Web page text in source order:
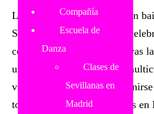
Compañía
Escuela de
Danza
Clases de
Sevillanas en
Madrid
Las sevillanas no son solo un
Son también una forma de
compartir y de mantener vivas
una ciudad como Madrid,
vez más personas deciden
tomando
clases de sevillanas